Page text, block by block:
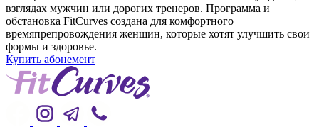
взглядах мужчин или дорогих тренеров. Программа и
обстановка FitCurves создана для комфортного
времяпрепровождения женщин, которые хотят улучшить свои
формы и здоровье.
Купить абонемент